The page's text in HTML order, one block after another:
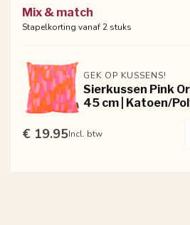
Mix & match
Stapelkorting vanaf 2 stuks
GEK OP KUSSENS!
Sierkussen Pink
45 cm | Katoen/
€ 19.95Incl. btw